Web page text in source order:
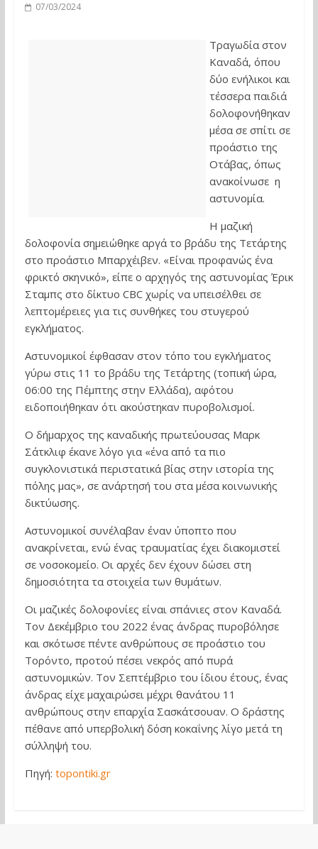
07/03/2024
Τραγωδία στον
Καναδά, όπου
δύο ενήλικοι και
τέσσερα παιδιά
δολοφονήθηκαν
μέσα σε σπίτι σε
προάστιο της
Οτάβας, όπως
ανακοίνωσε η
αστυνομία.
Η μαζική
δολοφονία σημειώθηκε αργά το βράδυ της Τετάρτης
στο προάστιο Μπαρχέιβεν. «Είναι προφανώς ένα
φρικτό σκηνικό», είπε ο αρχηγός της αστυνομίας Έρικ
Σταμπς στο δίκτυο CBC χωρίς να υπεισέλθει σε
λεπτομέρειες για τις συνθήκες του στυγερού
εγκλήματος.
Αστυνομικοί έφθασαν στον τόπο του εγκλήματος
γύρω στις 11 το βράδυ της Τετάρτης (τοπική ώρα,
06:00 της Πέμπτης στην Ελλάδα), αφότου
ειδοποιήθηκαν ότι ακούστηκαν πυροβολισμοί.
Ο δήμαρχος της καναδικής πρωτεύουσας Μαρκ
Σάτκλιφ έκανε λόγο για «ένα από τα πιο
συγκλονιστικά περιστατικά βίας στην ιστορία της
πόλης μας», σε ανάρτησή του στα μέσα κοινωνικής
δικτύωσης.
Αστυνομικοί συνέλαβαν έναν ύποπτο που
ανακρίνεται, ενώ ένας τραυματίας έχει διακομιστεί
σε νοσοκομείο. Οι αρχές δεν έχουν δώσει στη
δημοσιότητα τα στοιχεία των θυμάτων.
Οι μαζικές δολοφονίες είναι σπάνιες στον Καναδά.
Τον Δεκέμβριο του 2022 ένας άνδρας πυροβόλησε
και σκότωσε πέντε ανθρώπους σε προάστιο του
Τορόντο, προτού πέσει νεκρός από πυρά
αστυνομικών. Τον Σεπτέμβριο του ίδιου έτους, ένας
άνδρας είχε μαχαιρώσει μέχρι θανάτου 11
ανθρώπους στην επαρχία Σασκάτσουαν. Ο δράστης
πέθανε από υπερβολική δόση κοκαΐνης λίγο μετά τη
σύλληψή του.
Πηγή: topontiki.gr